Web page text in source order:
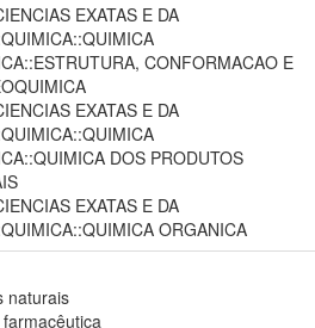
EXATAS E DA
CONFORMACAO E
EXATAS E DA
DOS PRODUTOS
EXATAS E DA
ORGANICA
naturais